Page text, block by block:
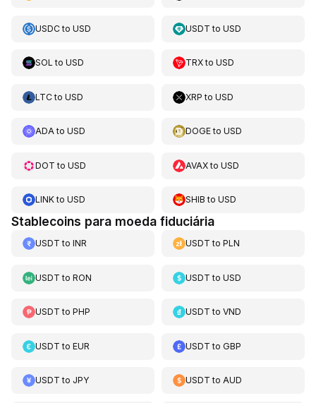
USDCto USD USDT toUSD
SOL to USD TRXtoUSD
LTCto USD XRP toUSD
ADAto USD DOGEtoUSD
DOT to USD AVAXtoUSD
LINKto USD SHIB toUSD
Stablecoins para moeda fiduciária
USDT to INR USDT toPLN
USDT to RON USDT toUSD
USDT to PHP USDT toVND
USDT to EUR USDT toGBP
USDT to JPY USDT toAUD